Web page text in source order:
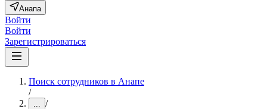
Анапа
Войти
Войти
Зарегистрироваться
Поиск сотрудников в Анапе
/
... /